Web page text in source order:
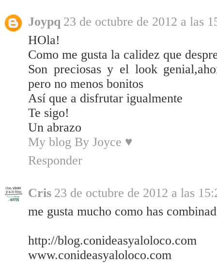
Joypq 23 de octubre de 2012 a las
HOla!
Como me gusta la calidez que
Son preciosas y el look
pero no menos bonitos
Así que a disfrutar igualmente
Te sigo!
Un abrazo
My blog By Joyce ♥
Responder
Cris 23 de octubre de 2012 a las
me gusta mucho como has
http://blog.conideasyaloloco.com
www.conideasyaloloco.com